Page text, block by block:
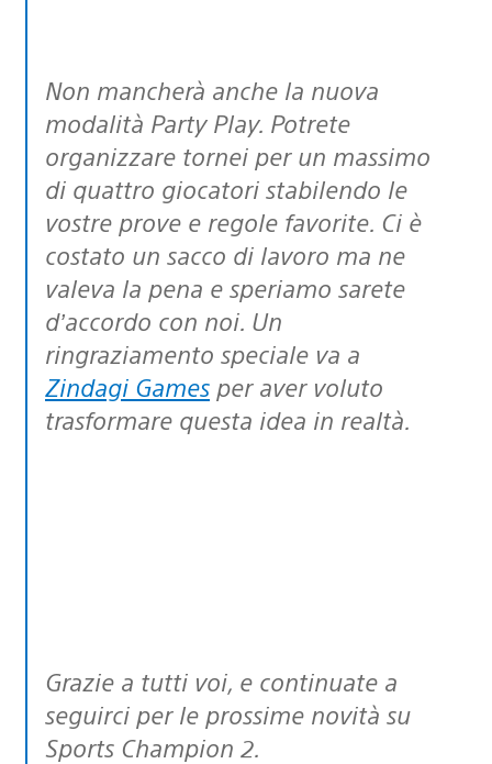
Non mancherà anche la nuova
modalità Party Play. Potrete
organizzare tornei per un massimo
di quattro giocatori stabilendo le
vostre prove e regole favorite. Ci è
costato un sacco di lavoro ma ne
valeva la pena e speriamo sarete
d’accordo con noi. Un
ringraziamento speciale va a
Zindagi Games per aver voluto
trasformare questa idea in realtà.
Grazie a tutti voi, e continuate a
seguirci per le prossime novità su
Sports Champion 2.